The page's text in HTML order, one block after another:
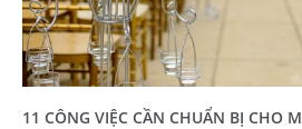
11 CÔNG VIỆC CẦN CHUẨN BỊ CHO